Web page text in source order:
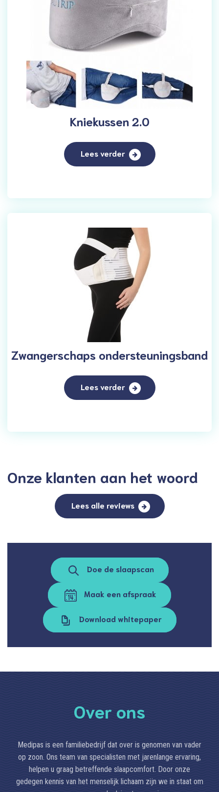
Kniekussen 2.0
Lees verder
Zwangerschaps ondersteuningsband
Lees verder
Onze klanten aan het woord
Lees alle reviews
Doe de slaapscan
Maak een afspraak
Download whitepaper
Over ons
Medipas is een familiebedrijf dat over is genomen van vader
op zoon. Ons team van specialisten met jarenlange ervaring,
helpen u graag betreffende slaapcomfort. Door onze
gedegen kennis van het menselijk lichaam zijn we in staat om